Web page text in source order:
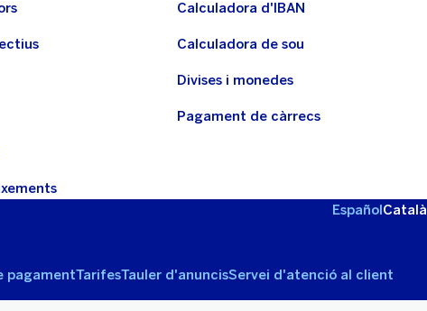
Calculadora d'IBAN
Calculadora de sou
Divises i monedes
Pagament de càrrecs
pagamentTarifesTauler d'anuncisServei d'atenció al client
EspañolCatalà